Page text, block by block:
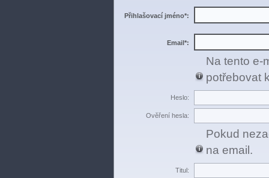
Přihlašovací jméno*:
Email*:
Na tento e-
potřebovat
Heslo:
Ověření hesla:
Pokud
na email.
Titul: